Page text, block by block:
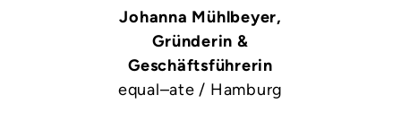
Johanna Mühlbeyer,
Gründerin &
Geschäftsführerin
equal–ate / Hamburg